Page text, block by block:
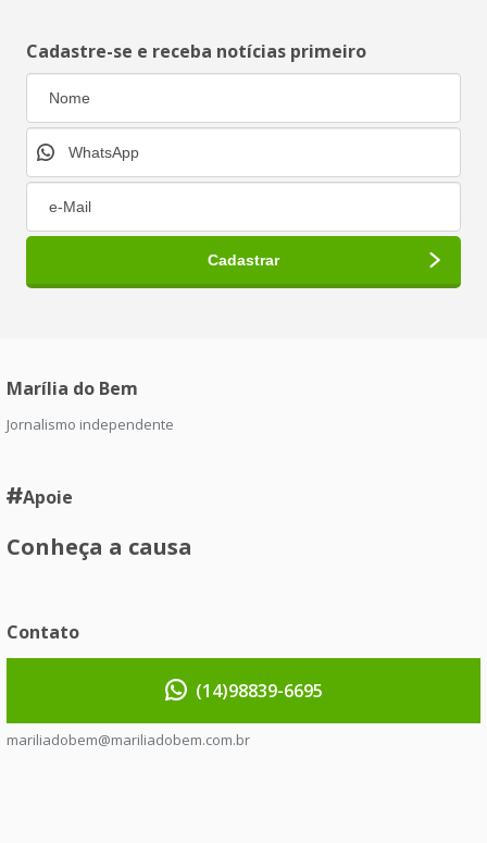
Cadastre-se e receba notícias primeiro
Marília do Bem
Jornalismo independente
Apoie
Conheça a causa
Contato
(14)98839-6695
mariliadobem@mariliadobem.com.br